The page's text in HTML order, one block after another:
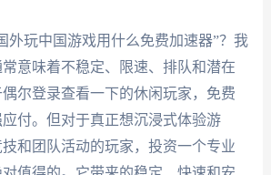
外玩中国游戏用什么免费加速器”？我
意味着不稳定、限速、排队和潜在
尔登录查看一下的休闲玩家，免费
付。但对于真正想沉浸式体验游
和团队活动的玩家，投资一个专业